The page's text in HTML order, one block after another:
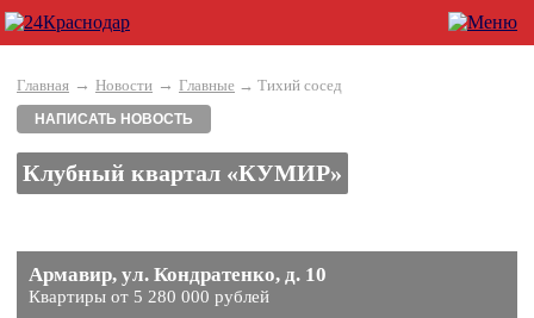
Главная → Новости → Главные → Тихий сосед
НАПИСАТЬ НОВОСТЬ
Клубный квартал «КУМИР»
Армавир, ул. Кондратенко, д. 10
Квартиры от 5 280 000 рублей